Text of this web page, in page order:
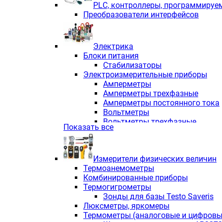
PLС, контроллеры,
Преобразователи интерфейсов
Электрика
Блоки питания
Стабилизаторы
Электроизмерительные приборы
Амперметры
Амперметры трехфазные
Амперметры постоянного тока
Вольтметры
Вольтметры трехфазные
Вольтметры постоянного тока
Индикаторы аналоговых
Измерители COS F
Комбинированные приборы
Комбинированные приборы
Комбинированные приборы
Анализаторы качества
Анализаторы мощности
Показать все
Измерители физических величин
Термоанемометры
Комбинированные приборы
Термогигрометры
Зонды для базы Testo Saveris
Люксметры, яркомеры
Термометры (аналоговые и